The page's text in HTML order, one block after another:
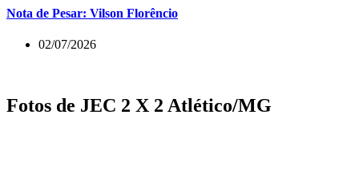
Nota de Pesar: Vilson Florêncio
02/07/2026
Fotos de JEC 2 X 2 Atlético/MG